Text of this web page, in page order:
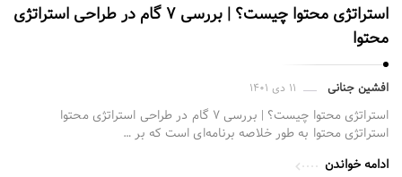
استراتژی محتوا چیست؟ | بررسی ۷ گام در طراحی استراتژی
محتوا
افشین جنانی ۱۱ دی ۱۴۰۱
استراتژی محتوا چیست؟ | بررسی ۷ گام در طراحی استراتژی محتوا
استراتژی محتوا به طور خلاصه برنامه‌ای است که بر …
ادامه خواندن